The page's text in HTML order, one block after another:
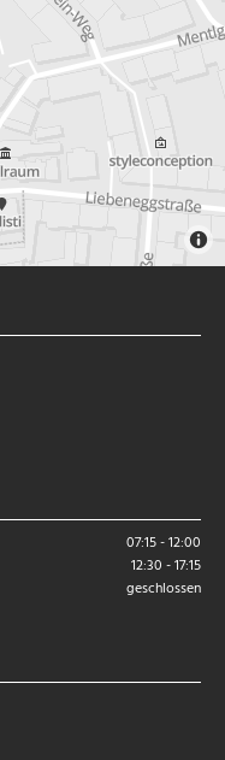
07:15 - 12:00
12:30 - 17:15
geschlossen